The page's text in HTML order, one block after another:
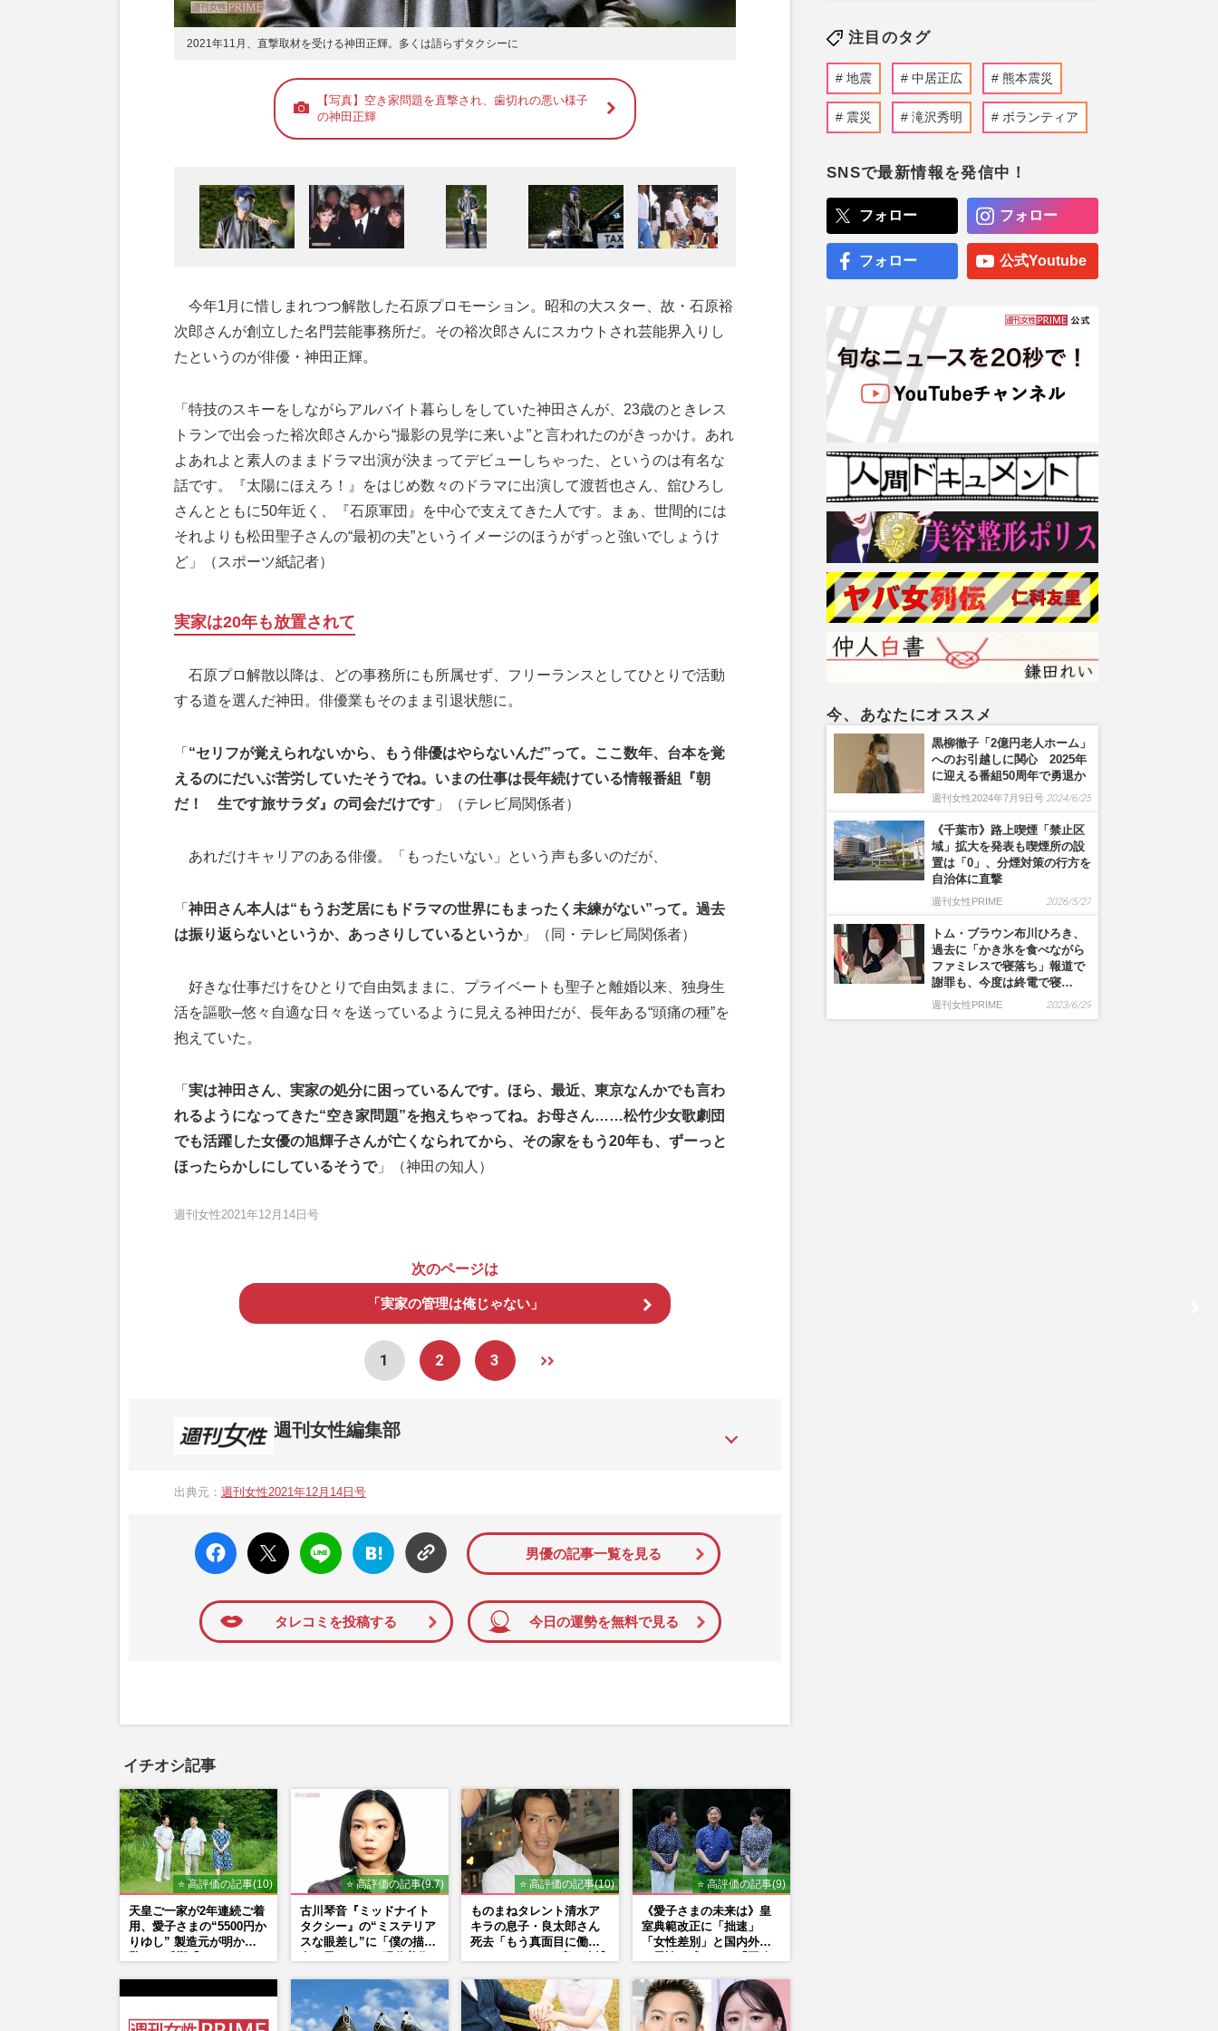
2021年11月、直撃取材を受ける神田正輝。多くは語らずタクシーに
【写真】空き家問題を直撃され、歯切れの悪い様子
の神田正輝
今年1月に惜しまれつつ解散した石原プロモーション。昭和の大スター、故・石原裕
次郎さんが創立した名門芸能事務所だ。その裕次郎さんにスカウトされ芸能界入りし
たというのが俳優・神田正輝。
「特技のスキーをしながらアルバイト暮らしをしていた神田さんが、23歳のときレス
トランで出会った裕次郎さんから“撮影の見学に来いよ”と言われたのがきっかけ。あれ
よあれよと素人のままドラマ出演が決まってデビューしちゃった、というのは有名な
話です。『太陽にほえろ！』をはじめ数々のドラマに出演して渡哲也さん、舘ひろし
さんとともに50年近く、『石原軍団』を中心で支えてきた人です。まぁ、世間的には
それよりも松田聖子さんの“最初の夫”というイメージのほうがずっと強いでしょうけ
ど」（スポーツ紙記者）
実家は20年も放置されて
石原プロ解散以降は、どの事務所にも所属せず、フリーランスとしてひとりで活動
する道を選んだ神田。俳優業もそのまま引退状態に。
「 “セリフが覚えられないから、もう俳優はやらないんだ”って。ここ数年、台本を覚
えるのにだいぶ苦労していたそうでね。いまの仕事は長年続けている情報番組『朝
だ！ 生です旅サラダ』の司会だけです 」（テレビ局関係者）
あれだけキャリアのある俳優。「もったいない」という声も多いのだが、
「 神田さん本人は“もうお芝居にもドラマの世界にもまったく未練がない”って。過去
は振り返らないというか、あっさりしているというか」（同・テレビ局関係者）
好きな仕事だけをひとりで自由気ままに、プライベートも聖子と離婚以来、独身生
活を謳歌─悠々自適な日々を送っているように見える神田だが、長年ある“頭痛の種”を
抱えていた。
「 実は神田さん、実家の処分に困っているんです。ほら、最近、東京なんかでも言わ
れるようになってきた“空き家問題”を抱えちゃってね。お母さん……松竹少女歌劇団
でも活躍した女優の旭輝子さんが亡くなられてから、その家をもう20年も、ずーっと
ほったらかしにしているそうで」（神田の知人）
週刊女性2021年12月14日号
次のページは
「実家の管理は俺じゃない」
1 2 3
週刊女性編集部
母”が抱える400万円超の“借金トラブル”」報道をスクープ。この一報から約2か月後、宮内庁は結婚延期を
出典元： 週刊女性2021年12月14日号
faceboo
k いい
ね
X ポス
ト
LINE
はてな
ブック
マーク
男優の記事一覧を見る
タレコミを投稿する 今日の運勢を無料で見る
イチオシ記事
⭐ 高評価の記事(10)
天皇ご一家が2年連続ご着
用、愛子さまの“5500円か
りゆし” 製造元が明かす
⭐ 高評価の記事(9.7)
古川琴音『ミッドナイト
タクシー』の“ミステリア
スな眼差し”に「僕の描く
⭐ 高評価の記事(10)
ものまねタレント清水ア
キラの息子・良太郎さん
死去「もう真面目に働い
乱に満ちた37年”
⭐ 高評価の記事(9)
《愛子さまの未来は》皇
室典範改正に「拙速」
「女性差別」と国内外か
注目のタグ
地震 中居正広 熊本震災
震災 滝沢秀明 ボランティア
SNSで最新情報を発信中！
フォロー フォロー
フォロー 公式Youtube
今、あなたにオススメ
黒柳徹子「2億円老人ホーム」
へのお引越しに関心 2025年
に迎える番組50周年で勇退か
週刊女性2024年7月9日号 2024/6/25
《千葉市》路上喫煙「禁止区
域」拡大を発表も喫煙所の設
置は「0」、分煙対策の行方を
自治体に直撃
週刊女性PRIME 2026/5/27
トム・ブラウン布川ひろき、
過去に「かき氷を食べながら
ファミレスで寝落ち」報道で
謝罪も、今度は終電で寝…
週刊女性PRIME 2023/6/29